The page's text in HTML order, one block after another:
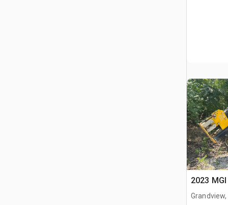
2023
Grandview,